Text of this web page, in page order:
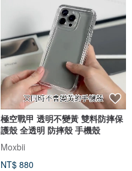
極空戰甲 透明不變黃 雙料防摔保
護殼 全透明 防摔殼 手機殼
Moxbii
NT$ 880